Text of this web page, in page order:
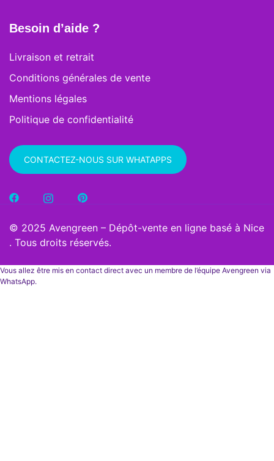
Besoin d’aide ?
Livraison et retrait
Conditions générales de vente
Mentions légales
Politique de confidentialité
CONTACTEZ-NOUS SUR WHATAPPS
© 2025 Avengreen – Dépôt-vente en ligne basé à Nice
. Tous droits réservés.
Vous allez être mis en contact direct avec un membre de l’équipe Avengreen via
WhatsApp.